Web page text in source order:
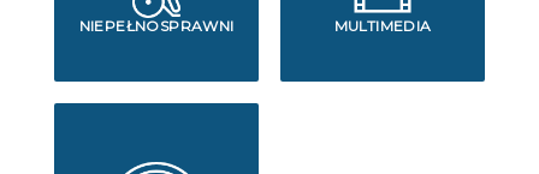
NIEPEŁNOSPRAWNI MULTIMEDIA